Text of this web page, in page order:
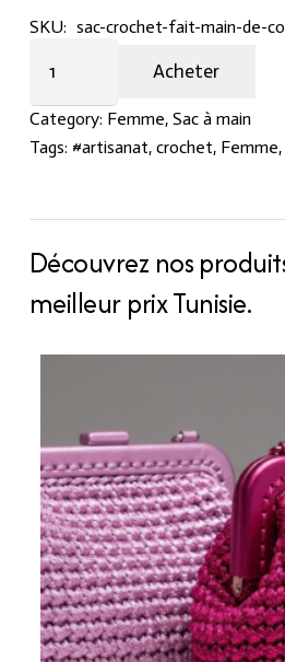
SKU: sac-crochet-fait-main-de-
crochet
fait
main
rose
poudré
quantity
Acheter
Category: Femme, Sac à main
Tags: #artisanat, crochet, Femme,
Découvrez nos
meilleur prix Tunisie.